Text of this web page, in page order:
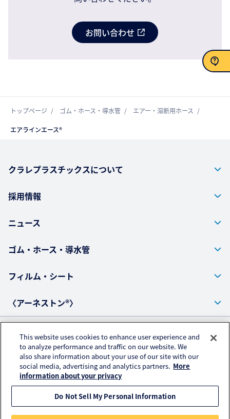
お問い合わせ
トップページ ゴム・ホース・導水管 エアー・溶断用ホース
エアラインエース®
クラレプラスチックスについて
採用情報
ニュース
ゴム・ホース・導水管
フィルム・シート
〈アーネストン®〉
プライバシーポリシー
アクセスデータの取扱いについて
ご利用にあたって
© KURARAY PLASTICS CO., LTD. All RIGHTS RESERVED.
This website uses cookies to enhance user experience and
to analyze performance and traffic on our website. We
also share information about your use of our site with our
social media, advertising and analytics partners. More
information about your privacy
Do Not Sell My Personal Information